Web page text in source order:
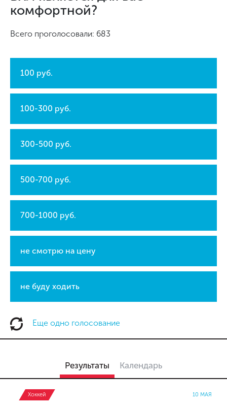
комфортной?
Всего проголосовали: 683
100 руб.
100-300 руб.
300-500 руб.
500-700 руб.
700-1000 руб.
не смотрю на цену
не буду ходить
Еще одно голосование
Результаты Календарь
Хоккей 10 МАЯ